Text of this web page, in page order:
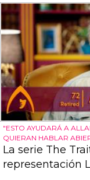
"ESTO AYUDARÁ A
QUIERAN HABLAR
La serie The
representación